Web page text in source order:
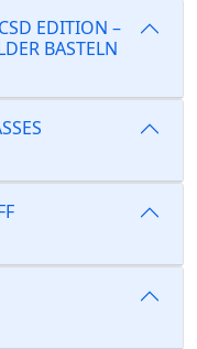
EDITION –
BASTELN